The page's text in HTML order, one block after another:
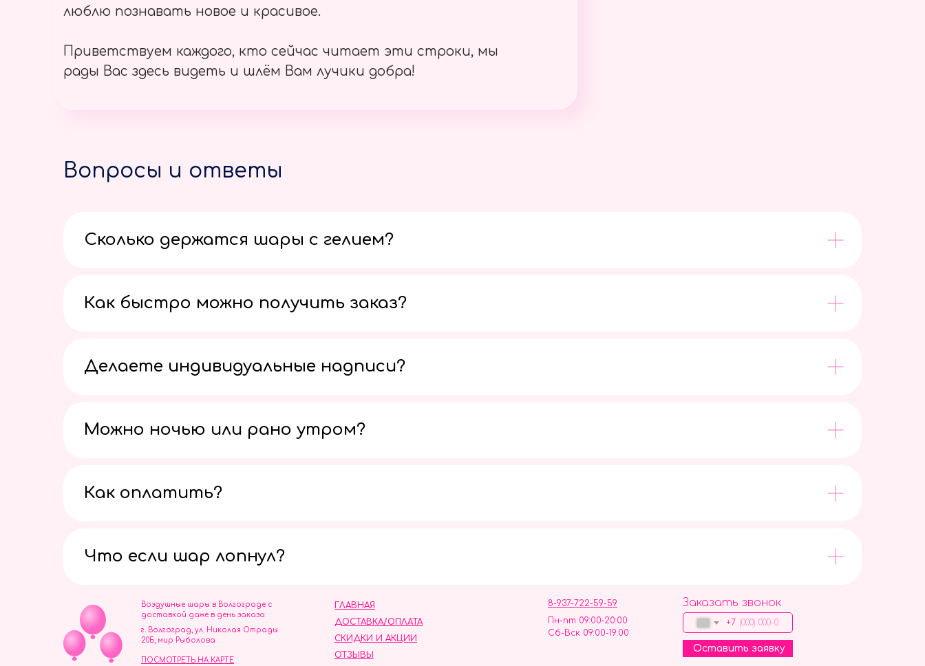
люблю познавать новое и красивое.
Приветствуем каждого, кто сейчас читает эти строки, мы
рады Вас здесь видеть и шлём Вам лучики добра!
Вопросы и ответы
Сколько держатся шары с гелием?
Как быстро можно получить заказ?
Делаете индивидуальные надписи?
Можно ночью или рано утром?
Как оплатить?
Что если шар лопнул?
ОТЗЫВЫ
ГЛАВНАЯ
ДОСТАВКА/ОПЛАТА
СКИДКИ И АКЦИИ
8-937-722-59-59
Пн-пт 09:00-20:00
Сб-Вск 09:00-19:00
Воздушные шары в Волгограде с
доставкой даже в день заказа
Заказать звонок
+7
Оставить заявку
г. Волгоград, ул. Николая Отрады
20Б, мир Рыболова
ПОСМОТРЕТЬ НА КАРТЕ